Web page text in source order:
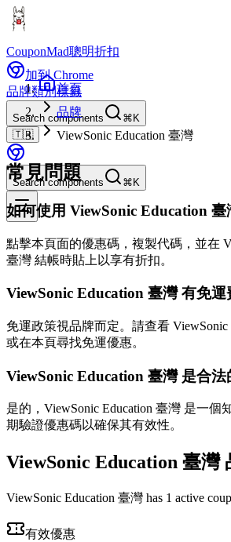
CouponMad聰明折扣
加到 Chrome
品牌類別標籤
Search components
⌘K
🇹🇼
Search components ⌘K
首頁
品牌
ViewSonic Education 臺灣
常見問題
如何使用 ViewSonic Education 臺
點擊本頁面的優惠碼，複製代碼，並在
臺灣 結帳時貼上以享有折扣。
ViewSonic Education 臺灣 有免運
免運政策視品牌而定。請查看 ViewSonic
或在本頁尋找免運優惠。
ViewSonic Education 臺灣 是合法
是的，ViewSonic Education 臺灣 是一個
期驗證優惠碼以確保其有效性。
ViewSonic Education 臺灣
ViewSonic Education 臺灣 has 1 active
有效優惠